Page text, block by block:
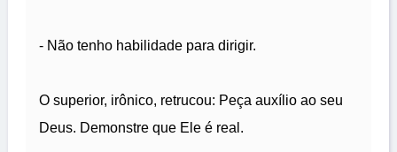
- Não tenho habilidade para dirigir.
O superior, irônico, retrucou: Peça auxílio ao seu
Deus. Demonstre que Ele é real.